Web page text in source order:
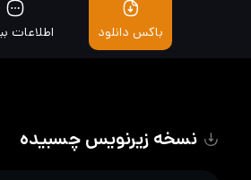
باکس دانلود اطلاعات
نسخه زیرنویس چسبیده